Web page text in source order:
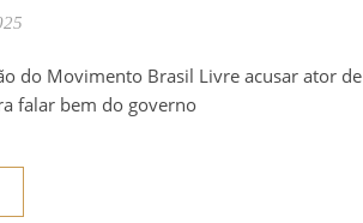
do Movimento Brasil Livre acusar ator de
falar bem do governo